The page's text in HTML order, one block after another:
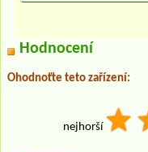
Hodnocení
Ohodnoťte teto zařízení:
nejhorší